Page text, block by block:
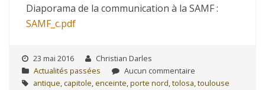
Diaporama de la communication à la SAMF :
SAMF_c.pdf
23 mai 2016
Christian Darles
Actualités passées
Aucun commentaire
antique,capitole,enceinte,porte nord,tolosa,toulouse